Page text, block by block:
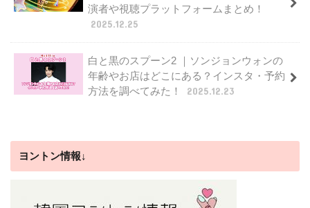
演者や視聴プラットフォームまとめ！
2025.12.25
白と黒のスプーン2 ｜ソンジョンウォンの
年齢やお店はどこにある？インスタ・予約
方法を調べてみた！
2025.12.23
ヨントン情報↓